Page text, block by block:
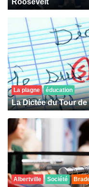
Roosevelt
La plagne éducation
La Dictée du Tour de
Albertville Société